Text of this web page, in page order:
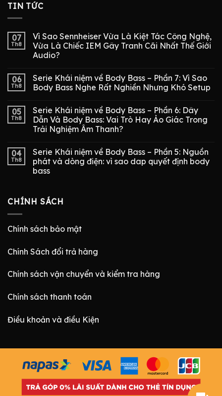
TIN TỨC
07
Th8
Vì Sao Sennheiser Vừa Là Kiệt Tác Công Nghệ,
Vừa Là Chiếc IEM Gây Tranh Cãi Nhất Thế Giới
Audio?
06
Th8
Serie Khái niệm về Body Bass – Phần 7: Vì Sao
Body Bass Nghe Rất Nghiền Nhưng Khó Setup
05
Th8
Serie Khái niệm về Body Bass – Phần 6: Dây
Dẫn Và Body Bass: Vai Trò Hay Ảo Giác Trong
Trải Nghiệm Âm Thanh?
04
Th8
Serie Khái niệm về Body Bass – Phần 5: Nguồn
phát và dòng điện: vì sao dap quyết định body
bass
CHÍNH SÁCH
Chính sách bảo mật
Chính Sách đổi trả hàng
Chính sách vận chuyển và kiểm tra hàng
Chính sách thanh toán
Điều khoản và điều Kiện